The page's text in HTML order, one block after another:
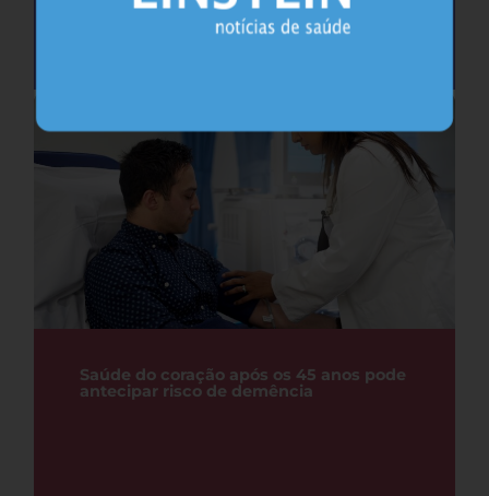
Saúde do coração após os 45 anos pode
antecipar risco de demência